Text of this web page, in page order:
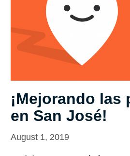
¡Mejorando las
en San José!
August 1, 2019